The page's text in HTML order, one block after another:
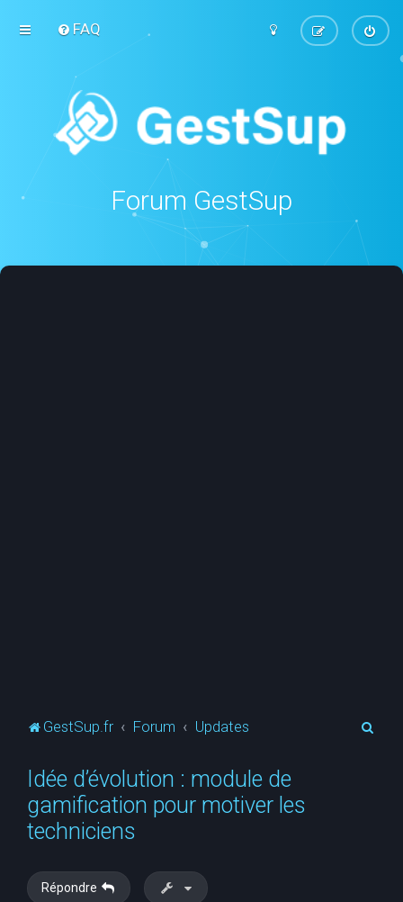
FAQ
Forum GestSup
GestSup.fr Forum Updates
Idée d’évolution : module de
gamification pour motiver les
techniciens
Répondre